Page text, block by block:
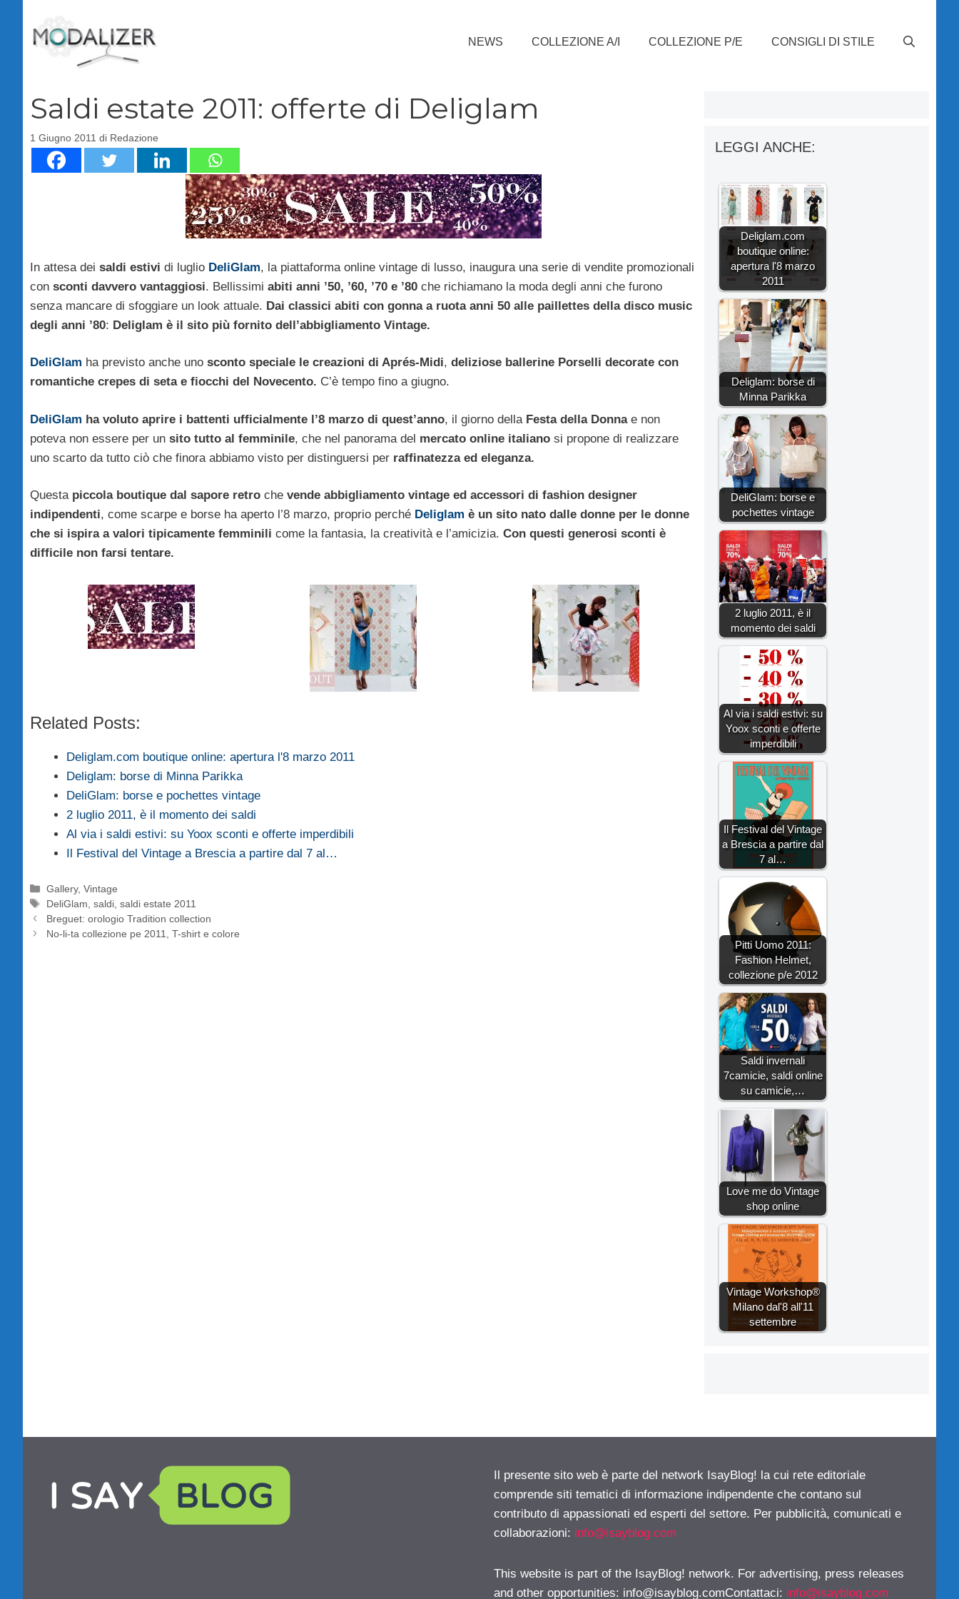
contenuto
NEWS COLLEZIONE A/I COLLEZIONE P/E CONSIGLI DI STILE
Saldi estate 2011: offerte di Deliglam
1 Giugno 2011 di Redazione
In attesa dei saldi estivi di luglio DeliGlam, la piattaforma online vintage di lusso, inaugura una serie di vendite promozionali
con sconti davvero vantaggiosi. Bellissimi abiti anni ’50, ’60, ’70 e ’80 che richiamano la moda degli anni che furono
senza mancare di sfoggiare un look attuale. Dai classici abiti con gonna a ruota anni 50 alle paillettes della disco music
degli anni ’80: Deliglam è il sito più fornito dell’abbigliamento Vintage.
DeliGlam ha previsto anche uno sconto speciale le creazioni di Aprés-Midi, deliziose ballerine Porselli decorate con
romantiche crepes di seta e fiocchi del Novecento. C’è tempo fino a giugno.
DeliGlam ha voluto aprire i battenti ufficialmente l’8 marzo di quest’anno, il giorno della Festa della Donnae non
poteva non essere per un sito tutto al femminile, che nel panorama del mercato online italiano si propone di realizzare
uno scarto da tutto ciò che finora abbiamo visto per distinguersi per raffinatezza ed eleganza.
Questa piccola boutique dal sapore retro che vende abbigliamento vintage ed accessori di fashion designer
indipendenti, come scarpe e borse ha aperto l’8 marzo, proprio perché Deliglam è un sito nato dalle donne per le donne
che si ispira a valori tipicamente femminili come la fantasia, la creatività e l’amicizia. Con questi generosi sconti è
difficile non farsi tentare.
Related Posts:
Deliglam.com boutique online: apertura l'8 marzo 2011
Deliglam: borse di Minna Parikka
DeliGlam: borse e pochettes vintage
2 luglio 2011, è il momento dei saldi
Al via i saldi estivi: su Yoox sconti e offerte imperdibili
Il Festival del Vintage a Brescia a partire dal 7 al…
Categorie
Gallery,Vintage
Tag
DeliGlam ,saldi ,saldi estate 2011
Breguet: orologio Tradition collection
No-li-ta collezione pe 2011, T-shirt e colore
LEGGI ANCHE:
Deliglam.com
boutique online:
apertura l'8 marzo
2011
Deliglam: borse di
Minna Parikka
DeliGlam: borse e
pochettes vintage
2 luglio 2011, è il
momento dei saldi
Al via i saldi estivi: su
Yoox sconti e offerte
imperdibili
Il Festival del Vintage
a Brescia a partire dal
7 al…
Pitti Uomo 2011:
Fashion Helmet,
collezione p/e 2012
Saldi invernali
7camicie, saldi online
su camicie,…
Love me do Vintage
shop online
Vintage Workshop®
Milano dal'8 all'11
settembre
Il presente sito web è parte del network IsayBlog! la cui rete editoriale
comprende siti tematici di informazione indipendente che contano sul
contributo di appassionati ed esperti del settore. Per pubblicità, comunicati e
collaborazioni: info@isayblog.com
This website is part of the IsayBlog! network. For advertising, press releases
and other opportunities: info@isayblog.comContattaci: info@isayblog.com